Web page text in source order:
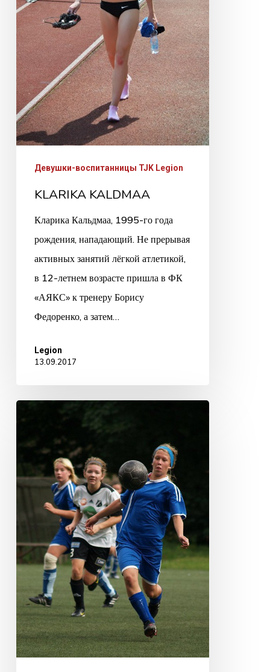
Девушки-воспитанницы TJK Legion
KLARIKA KALDMAA
Кларика Кальдмаа, 1995-го года
рождения, нападающий. Не прерывая
активных занятий лёгкой атлетикой,
в 12-летнем возрасте пришла в ФК
«АЯКС» к тренеру Борису
Федоренко, а затем…
Legion
13.09.2017